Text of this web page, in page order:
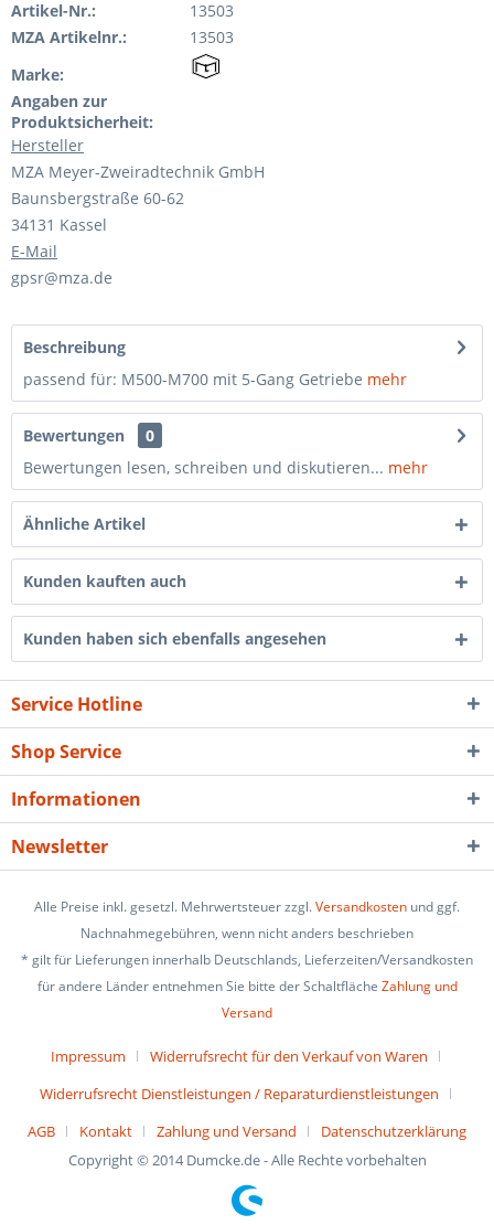
Artikel-Nr.:
13503
MZA Artikelnr.:
13503
Marke:
Angaben zur
Produktsicherheit:
Hersteller
MZA Meyer-Zweiradtechnik GmbH
Baunsbergstraße 60-62
34131 Kassel
E-Mail
gpsr@mza.de
Beschreibung
passend für: M500-M700 mit 5-Gang Getriebe mehr
Bewertungen
0
Bewertungen lesen, schreiben und diskutieren... mehr
Ähnliche Artikel
Kunden kauften auch
Kunden haben sich ebenfalls angesehen
Service Hotline
Shop Service
Informationen
Newsletter
Alle Preise inkl. gesetzl. Mehrwertsteuer zzgl.Versandkosten und ggf.
Nachnahmegebühren, wenn nicht anders beschrieben
* gilt für Lieferungen innerhalb Deutschlands, Lieferzeiten/Versandkosten
für andere Länder entnehmen Sie bitte der Schaltfläche Zahlung und
Versand
Impressum
Widerrufsrecht für den Verkauf von Waren
Widerrufsrecht Dienstleistungen / Reparaturdienstleistungen
AGB
Kontakt Zahlung und Versand
Datenschutzerklärung
Copyright © 2014 Dumcke.de - Alle Rechte vorbehalten